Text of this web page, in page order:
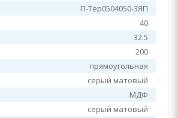
П-Тер0504050-3ЯП
40
32.5
200
прямоугольная
серый матовый
МДФ
серый матовый